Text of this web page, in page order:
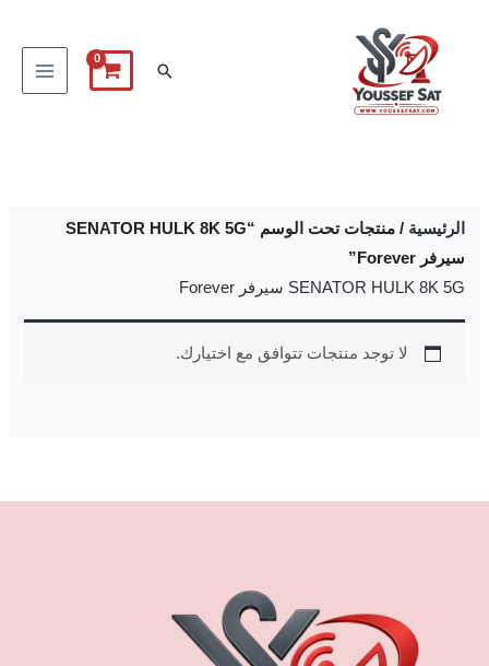
البحث
الرئيسية
/ منتجات تحت الوسم “SENATOR HULK 8K 5G
سيرفر Forever”
SENATOR HULK 8K 5G سيرفر Forever
لا توجد منتجات تتوافق مع اختيارك.